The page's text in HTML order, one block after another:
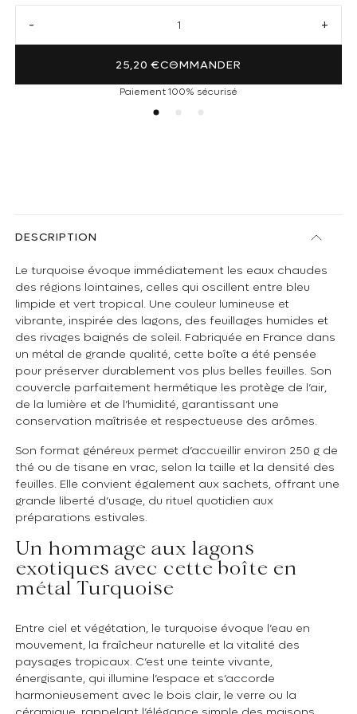
Réduire la quantité de Boite à thé vide en métal
25,20 €COMMANDER
Paiement 100% sécurisé
DESCRIPTION
Le turquoise évoque immédiatement les eaux chaudes
des régions lointaines, celles qui oscillent entre bleu
limpide et vert tropical. Une couleur lumineuse et
vibrante, inspirée des lagons, des feuillages humides et
des rivages baignés de soleil. Fabriquée en France dans
un métal de grande qualité, cette boîte a été pensée
pour préserver durablement vos plus belles feuilles. Son
couvercle parfaitement hermétique les protège de l’air,
de la lumière et de l’humidité, garantissant une
conservation maîtrisée et respectueuse des arômes.
Son format généreux permet d’accueillir environ 250 g de
thé ou de tisane en vrac, selon la taille et la densité des
feuilles. Elle convient également aux sachets, offrant une
grande liberté d’usage, du rituel quotidien aux
préparations estivales.
Un hommage aux lagons
exotiques avec cette boîte en
métal Turquoise
Entre ciel et végétation, le turquoise évoque l’eau en
mouvement, la fraîcheur naturelle et la vitalité des
paysages tropicaux. C’est une teinte vivante,
énergisante, qui illumine l’espace et s’accorde
harmonieusement avec le bois clair, le verre ou la